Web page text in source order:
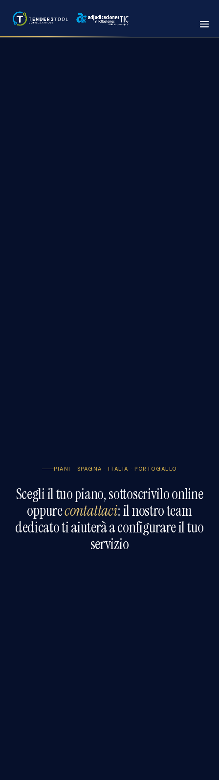
PIANI · SPAGNA · ITALIA · PORTOGALLO
Scegli il tuo piano, sottoscrivilo online
oppurecontattaci: il nostro team
dedicato ti aiuterà a configurare il tuo
servizio